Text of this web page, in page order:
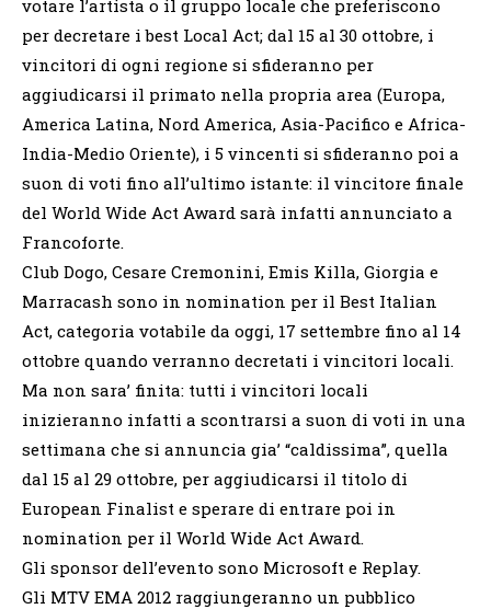
votare l’artista o il gruppo locale che preferiscono
per decretare i best Local Act; dal 15 al 30 ottobre, i
vincitori di ogni regione si sfideranno per
aggiudicarsi il primato nella propria area (Europa,
America Latina, Nord America, Asia-Pacifico e Africa-
India-Medio Oriente), i 5 vincenti si sfideranno poi a
suon di voti fino all’ultimo istante: il vincitore finale
del World Wide Act Award sarà infatti annunciato a
Francoforte.
Club Dogo, Cesare Cremonini, Emis Killa, Giorgia e
Marracash sono in nomination per il Best Italian
Act, categoria votabile da oggi, 17 settembre fino al 14
ottobre quando verranno decretati i vincitori locali.
Ma non sara’ finita: tutti i vincitori locali
inizieranno infatti a scontrarsi a suon di voti in una
settimana che si annuncia gia’ “caldissima”, quella
dal 15 al 29 ottobre, per aggiudicarsi il titolo di
European Finalist e sperare di entrare poi in
nomination per il World Wide Act Award.
Gli sponsor dell’evento sono Microsoft e Replay.
Gli MTV EMA 2012 raggiungeranno un pubblico